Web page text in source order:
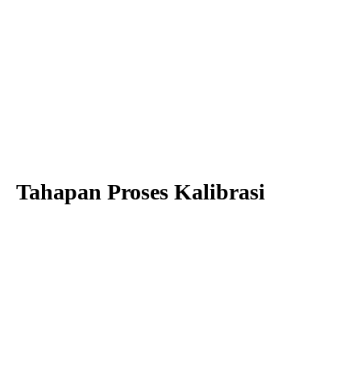
Tahapan Proses Kalibrasi